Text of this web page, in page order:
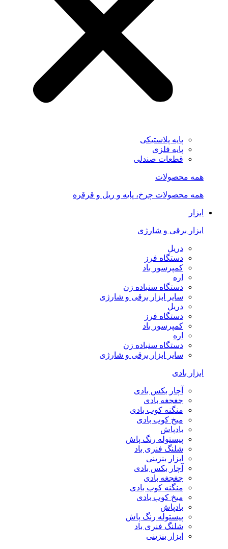
پایه پلاستیکی
پایه فلزی
قطعات صندلی
همه محصولات
همه محصولات چرخ، پایه و ریل و قرقره
ابزار
ابزار برقی و شارژی
دریل
دستگاه فرز
کمپرسور باد
اره
دستگاه سنباده زن
سایر ابزار برقی و شارژی
دریل
دستگاه فرز
کمپرسور باد
اره
دستگاه سنباده زن
سایر ابزار برقی و شارژی
ابزار بادی
آچار بکس بادی
جغجغه بادی
منگنه کوب بادی
میخ کوب بادی
بادپاش
پیستوله رنگ پاش
شلنگ فنری باد
ابزار بنزینی
آچار بکس بادی
جغجغه بادی
منگنه کوب بادی
میخ کوب بادی
بادپاش
پیستوله رنگ پاش
شلنگ فنری باد
ابزار بنزینی